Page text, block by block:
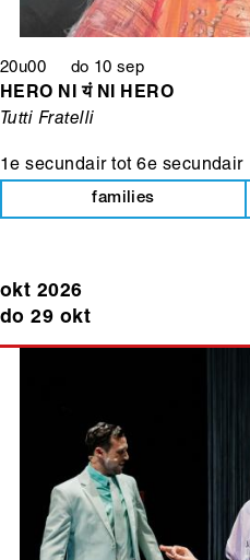
20u00 do 10 sep
1e secundairtot6e secundair
HERO NI यं NI HERO
Tutti Fratelli
families
okt 2026
do 29 okt